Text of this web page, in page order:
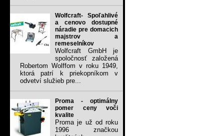
Wolfcraft- Spoľahlivé
a cenovo dostupné
náradie pre domacich
majstrov a
remeselníkov
Wolfcraft GmbH je
spoločnosť založená
Robertom Wolffom v roku 1949,
ktorá patrí k priekopníkom v
odvetví služieb pre...
Proma - optimálny
pomer ceny voči
kvalite
Proma je už od roku
1996 značkou